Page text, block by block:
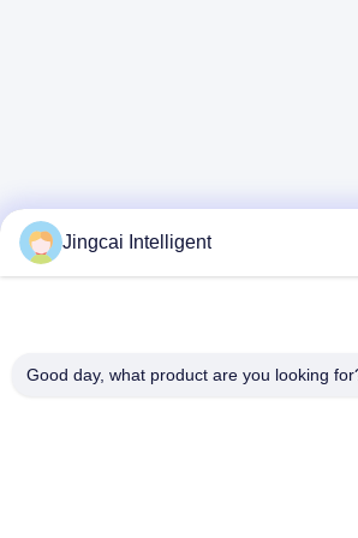
Jingcai Intelligent
Good day, what product are you looking